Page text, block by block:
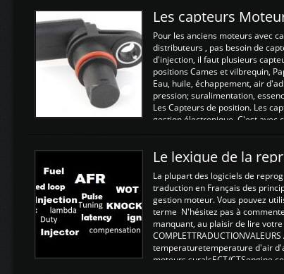
Les capteurs
Pour les anciens moteurs avec
distributeurs , pas besoin de
d'injection, il faut plusieurs
positions Cames et vilbrequin,
Eau, huile, échappement, air
pression; suralimentation,
Les Capteurs de position. Les
gestion électronique. C'est avec
Le lexique de la
La plupart des logiciels de
traduction en Français des
gestion moteur. Vous pouvez
terme N'hésitez pas à
manquant, au plaisir de lire
temperaturetemperature d'air
moteurs suralsECT/CTSengine